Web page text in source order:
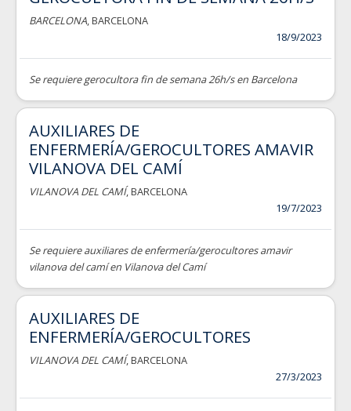
BARCELONA, BARCELONA
18/9/2023
Se requiere gerocultora fin de semana 26h/s en Barcelona
AUXILIARES DE
ENFERMERÍA/GEROCULTORES AMAVIR
VILANOVA DEL CAMÍ
VILANOVA DEL CAMÍ, BARCELONA
19/7/2023
Se requiere auxiliares de enfermería/gerocultores amavir
vilanova del camí en Vilanova del Camí
AUXILIARES DE
ENFERMERÍA/GEROCULTORES
VILANOVA DEL CAMÍ, BARCELONA
27/3/2023